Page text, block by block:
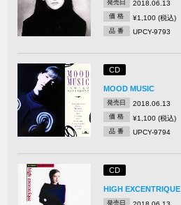
発売日 2018.06.13
価 格 ¥1,100 (税込)
品 番 UPCY-9793
CD
MOOD MUSIC
発売日 2018.06.13
価 格 ¥1,100 (税込)
品 番 UPCY-9794
CD
HIGH EXCENTRIQUE
発売日